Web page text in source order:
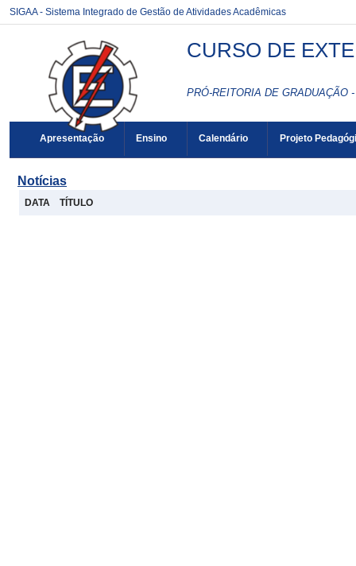
SIGAA - Sistema Integrado de Gestão de Atividades Acadêmicas
CURSO DE
PRÓ-REITORIA DE GRADUAÇÃO
Apresentação Ensino Calendário Projeto
Notícias
DATA TÍTULO